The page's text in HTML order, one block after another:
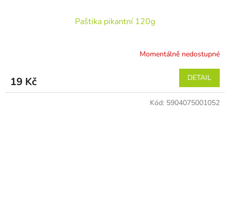
Paštika pikantní 120g
Momentálně nedostupné
19 Kč DETAIL
Kód: 5904075001052